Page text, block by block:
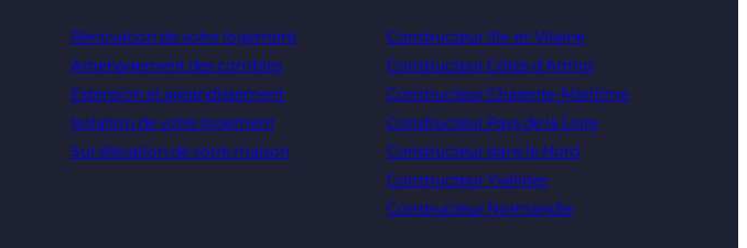
Rénovation de votre logement
Aménagement des combles
Extension et agrandissement
Isolation de votre logement
Sur élévation de votre maison
Constructeur Ille-et-Vilaine
Constructeur Côtes d’Armor
Constructeur Charente-Maritime
Constructeur Pays de la Loire
Constructeur dans le Nord
Constructeur Yvelines
Constructeur Normandie